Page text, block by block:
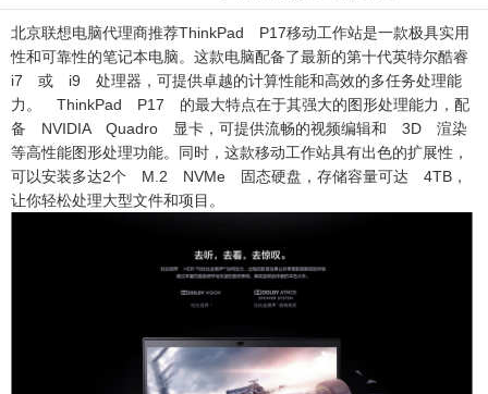
北京联想电脑代理商推荐ThinkPad P17移动工作站是一款极具实用
性和可靠性的笔记本电脑。这款电脑配备了最新的第十代英特尔酷睿
i7 或 i9 处理器，可提供卓越的计算性能和高效的多任务处理能
力。 ThinkPad P17 的最大特点在于其强大的图形处理能力，配
备 NVIDIA Quadro 显卡，可提供流畅的视频编辑和 3D 渲染
等高性能图形处理功能。同时，这款移动工作站具有出色的扩展性，
可以安装多达2个 M.2 NVMe 固态硬盘，存储容量可达 4TB，
让你轻松处理大型文件和项目。